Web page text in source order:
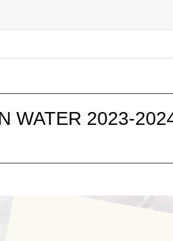
WATER 2023-